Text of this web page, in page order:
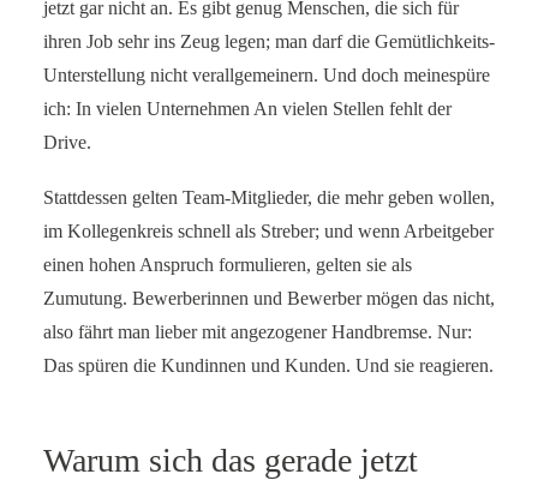
jetzt gar nicht an. Es gibt genug Menschen, die sich für
ihren Job sehr ins Zeug legen; man darf die Gemütlichkeits-
Unterstellung nicht verallgemeinern. Und doch meinespüre
ich: In vielen Unternehmen An vielen Stellen fehlt der
Drive.
Stattdessen gelten Team-Mitglieder, die mehr geben wollen,
im Kollegenkreis schnell als Streber; und wenn Arbeitgeber
einen hohen Anspruch formulieren, gelten sie als
Zumutung. Bewerberinnen und Bewerber mögen das nicht,
also fährt man lieber mit angezogener Handbremse. Nur:
Das spüren die Kundinnen und Kunden. Und sie reagieren.
Warum sich das gerade jetzt